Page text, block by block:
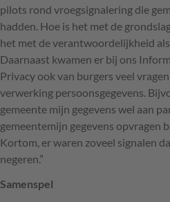
pilots rond vroegsignalering die
hadden. Hoe is het met de
het met de verantwoordelijkheid als
Daarnaast kwamen er bij ons
Privacy ook van burgers veel
verwerking persoonsgegevens.
gemeente mijn gegevens wel aan
gemeentemijn gegevens opvragen
Kortom, er waren zoveel signalen
negeren.”
Samenspel